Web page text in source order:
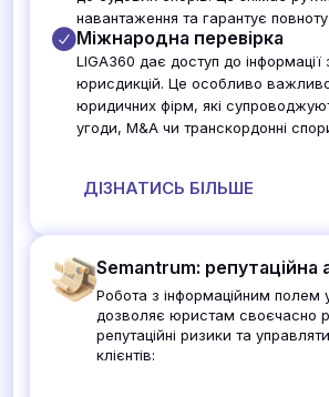
навантаження та гарантує
Міжнародна перевірка
LIGA360 дає доступ до інформації
юрисдикцій. Це особливо
юридичних фірм, які
угоди, M&A чи транскордонні
ДІЗНАТИСЬ БІЛЬШЕ
Semantrum: репутаційна
Робота з інформаційним полем
дозволяє юристам своєчасно
репутаційні ризики та
клієнтів: